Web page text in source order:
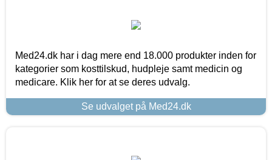
Med24.dk har i dag mere end 18.000 produkter inden for
kategorier som kosttilskud, hudpleje samt medicin og
medicare. Klik her for at se deres udvalg.
Se udvalget på Med24.dk